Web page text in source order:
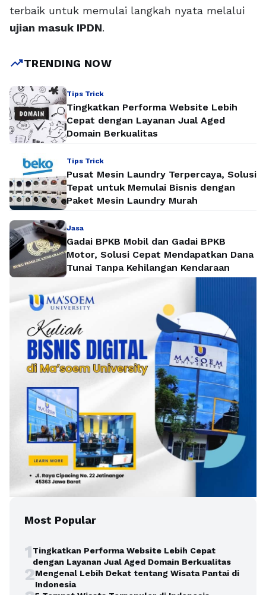
terbaik untuk memulai langkah nyata melalui
ujian masuk IPDN.
trending_upTRENDING NOW
Tips Trick
Tingkatkan Performa Website Lebih
Cepat dengan Layanan Jual Aged
Domain Berkualitas
Tips Trick
Pusat Mesin Laundry Terpercaya, Solusi
Tepat untuk Memulai Bisnis dengan
Paket Mesin Laundry Murah
Jasa
Gadai BPKB Mobil dan Gadai BPKB
Motor, Solusi Cepat Mendapatkan Dana
Tunai Tanpa Kehilangan Kendaraan
Most Popular
1Tingkatkan Performa Website Lebih Cepat
dengan Layanan Jual Aged Domain Berkualitas
2Mengenal Lebih Dekat tentang Wisata Pantai di
Indonesia